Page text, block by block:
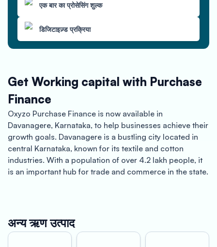
एक बार का प्रोसेसिंग शुल्क
डिजिटाइज़्ड प्रक्रिया
Get Working capital with Purchase
Finance
Oxyzo Purchase Finance is now available in
Davanagere, Karnataka, to help businesses achieve their
growth goals. Davanagere is a bustling city located in
central Karnataka, known for its textile and cotton
industries. With a population of over 4.2 lakh people, it
is an important hub for trade and commerce in the state.
financing solutions. With its collateral-free line of credit,
businesses can procure goods and services at cheaper
अन्य ऋण उत्पाद